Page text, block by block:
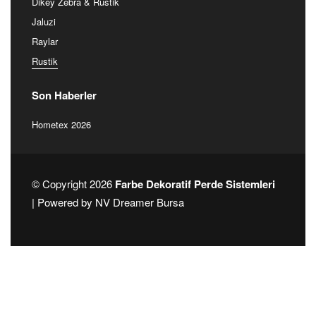
Teklif Alın
Ürünlerimiz
Diğer Ürünler
Son Haberler